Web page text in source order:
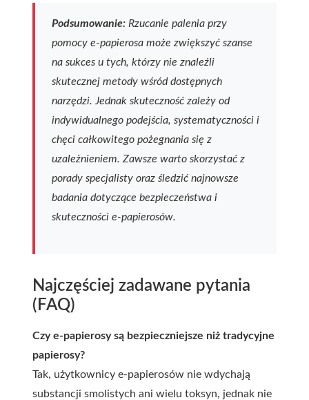
Podsumowanie: Rzucanie palenia przy
pomocy e-papierosa może zwiększyć szanse
na sukces u tych, którzy nie znaleźli
skutecznej metody wśród dostępnych
narzędzi. Jednak skuteczność zależy od
indywidualnego podejścia, systematyczności i
chęci całkowitego pożegnania się z
uzależnieniem. Zawsze warto skorzystać z
porady specjalisty oraz śledzić najnowsze
badania dotyczące bezpieczeństwa i
skuteczności e-papierosów.
Najczęściej zadawane pytania
(FAQ)
Czy e-papierosy są bezpieczniejsze niż tradycyjne
papierosy?
Tak, użytkownicy e-papierosów nie wdychają
substancji smolistych ani wielu toksyn, jednak nie